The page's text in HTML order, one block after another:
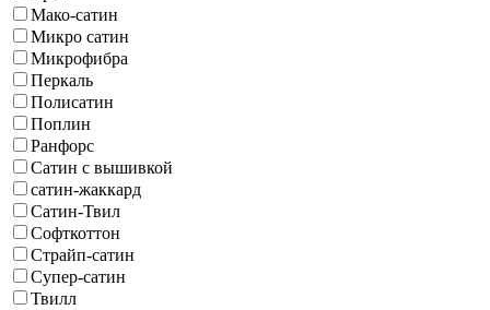
Мако-сатин
Микро сатин
Микрофибра
Перкаль
Полисатин
Поплин
Ранфорс
Сатин с вышивкой
сатин-жаккард
Сатин-Твил
Софткоттон
Страйп-сатин
Супер-сатин
Твилл